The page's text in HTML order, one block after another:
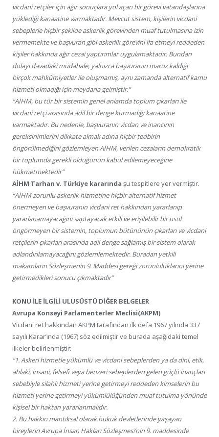
vicdani retçiler için ağır sonuçlara yol açan bir görevi vatandaşlarına
yüklediği kanaatine varmaktadır. Mevcut sistem, kişilerin vicdani
sebeplerle hiçbir şekilde askerlik görevinden muaf tutulmasına izin
vermemekte ve başvuran gibi askerlik görevini ifa etmeyi reddeden
kişiler hakkında ağır cezai yaptırımlar uygulamaktadır. Bundan
dolayı davadaki müdahale, yalnızca başvuranın maruz kaldığı
birçok mahkûmiyetler ile oluşmamış, aynı zamanda alternatif kamu
hizmeti olmadığı için meydana gelmiştir.”
“AİHM, bu tür bir sistemin genel anlamda toplum çıkarları ile
vicdani retçi arasında adil bir denge kurmadığı kanaatine
varmaktadır. Bu nedenle, başvuranın vicdan ve inancının
gereksinimlerini dikkate almak adına hiçbir tedbirin
öngörülmediğini gözlemleyen AİHM, verilen cezaların demokratik
bir toplumda gerekli olduğunun kabul edilemeyeceğine
hükmetmektedir”
AİHM Tarhan v. Türkiye kararında şu tespitlere yer vermiştir.
“AİHM zorunlu askerlik hizmetine hiçbir alternatif hizmet
önermeyen ve başvuranın vicdani ret hakkından yararlanıp
yararlanamayacağını saptayacak etkili ve erişilebilir bir usul
öngörmeyen bir sistemin, toplumun bütününün çıkarları ve vicdani
retçilerin çıkarları arasında adil denge sağlamış bir sistem olarak
adlandırılamayacağını gözlemlemektedir. Buradan yetkili
makamların Sözleşmenin 9. Maddesi gereği zorunluluklarını yerine
getirmedikleri sonucu çıkmaktadır”
KONU İLE İLGİLİ ULUSÜSTÜ DİĞER BELGELER
Avrupa Konseyi Parlamenterler Meclisi(AKPM)
Vicdani ret hakkından AKPM tarafından ilk defa 1967 yılında 337
sayılı Karar’ında (1967) söz edilmiştir ve burada aşağıdaki temel
ilkeler belirlenmiştir:
“1. Askeri hizmetle yükümlü ve vicdani sebeplerden ya da dini, etik,
ahlaki, insani, felsefi veya benzeri sebeplerden gelen güçlü inançları
sebebiyle silahlı hizmeti yerine getirmeyi reddeden kimselerin bu
hizmeti yerine getirmeyi yükümlülüğünden muaf tutulma yönünde
kişisel bir haktan yararlanmalıdır.
2. Bu hakkın mantıksal olarak hukuk devletlerinde yaşayan
bireylerin Avrupa İnsan Hakları Sözleşmesi’nin 9. maddesinde